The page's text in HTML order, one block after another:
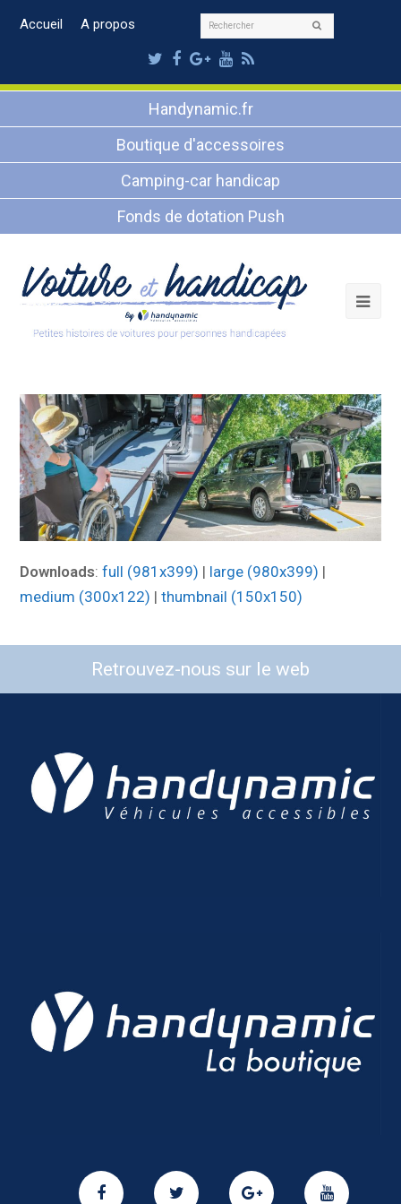
Accueil A propos Rechercher
Twitter
Facebook
Google
Plus
Youtube
RSS
Handynamic.fr
Boutique d'accessoires
Camping-car handicap
Fonds de dotation Push
Downloads:full (981x399) | large (980x399) |
medium (300x122) |thumbnail (150x150)
Retrouvez-nous sur le web